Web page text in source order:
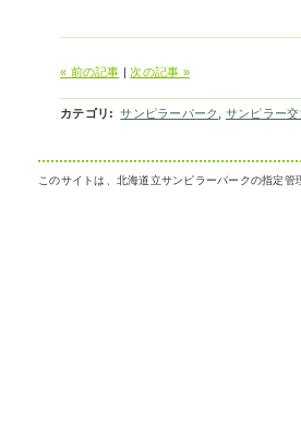
« 前の記事 |次の記事 »
カテゴリ : サンピラーパーク サンピラー
このサイトは、北海道立サンピラーパークの指定